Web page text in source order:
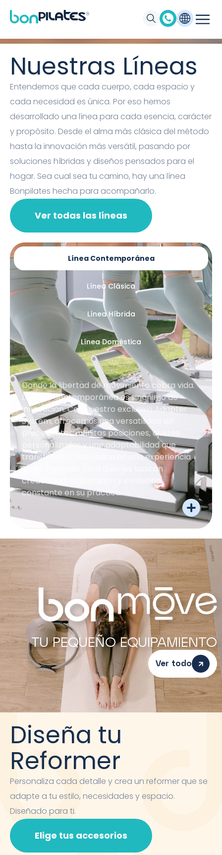
Máquinas de Pilates, Pilates suelo y
accesorios Bonpilates
Nuestras Líneas
Entendemos que cada cuerpo, cada espacio y
cada necesidad es única. Por eso hemos
desarrollado una línea para cada esencia, carácter
y propósito. Desde el alma más clásica del método
hasta la innovación más versátil, pasando por
soluciones híbridas y diseños pensados para el
hogar. Sea cual sea tu camino, hay una línea
Bonpilates hecha para acompañarlo.
Ver todas las líneas
Línea Contemporánea
Línea Clásica
Línea Híbrida
Línea Doméstica
Donde la libertad de movimiento cobra vida.
La línea contemporánea es sinónimo de
innovación. Con nuestro exclusivo Adapter
System, ofrecemos una versatilidad sin
precedentes: infinitas posiciones, ajustes
personalizados y una adaptabilidad que
transforma cada sesión en una experiencia
única. Pensada para quienes buscan
creatividad, exploración y evolución
constante en su práctica.
TU PEQUEÑO EQUIPAMIENTO
Ver todo
Diseña tu
Reformer
Personaliza cada detalle y crea un reformer que se
adapte a tu estilo, necesidades y espacio.
Diseñado para ti.
Elige tus accesorios